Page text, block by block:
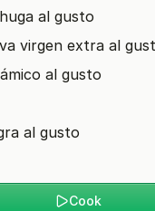
al gusto
virgen extra al
al gusto
al gusto
Cook